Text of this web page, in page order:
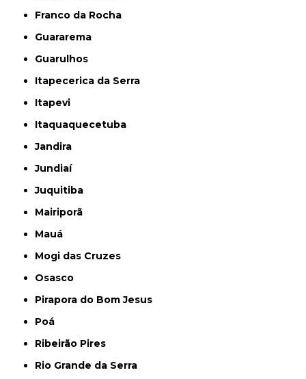
Franco da Rocha
Guararema
Guarulhos
Itapecerica da Serra
Itapevi
Itaquaquecetuba
Jandira
Jundiaí
Juquitiba
Mairiporã
Mauá
Mogi das Cruzes
Osasco
Pirapora do Bom Jesus
Poá
Ribeirão Pires
Rio Grande da Serra